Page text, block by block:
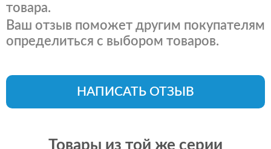
товара.
Ваш отзыв поможет другим покупателям
определиться с выбором товаров.
НАПИСАТЬ ОТЗЫВ
Товары из той же серии